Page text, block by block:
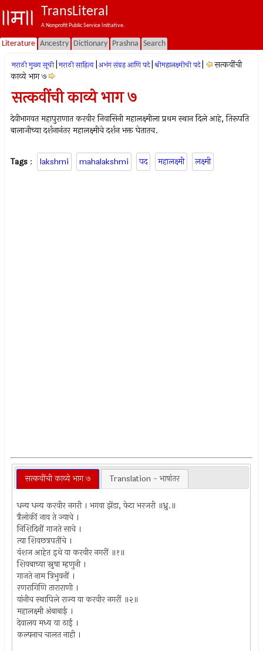
TransLiteral
A Nonprofit Public Service Initiative.
Literature Ancestry Dictionary Prashna Search
मराठी मुख्य सूची मराठी साहित्य अभंग संग्रह आणि पदे श्रीमहालक्ष्मीची पदे
सत्कवींची
काव्ये भाग ७
सत्कवींची काव्ये भाग ७
देवीभागवत महापुराणात करवीर निवासिनी महालक्ष्मीला प्रथम स्थान दिले आहे, तिरूपति
बालाजीच्या दर्शनानंतर महालक्ष्मीचे दर्शन भक्त घेतातच.
Tags : lakshmi mahalakshmi पद महालक्ष्मी लक्ष्मी
सत्कवींची काव्ये भाग ७ Translation - भाषांतर
धन्य धन्य करवीर नगरी । भगवा झेंडा, फेटा भरजरी ॥ध्रु.॥
त्रैलोकीं नाव ते ज्याचे ।
निशिदिनीं गाजते साचे ।
त्या शिवछत्रपतींचे ।
वंशज आहेत इथे या करवीर नगरीं ॥१॥
शिवबाच्या स्नुषा म्हणुनी ।
गाजते नाम त्रिभुवनीं ।
रणरागिणि ताराराणी ।
यांनीच स्थापिले राज्य या करवीर नगरीं ॥२॥
महालक्ष्मी अंबाबाई ।
देवालय मध्य या ठाईं ।
कल्पनाच चालत नाही ।